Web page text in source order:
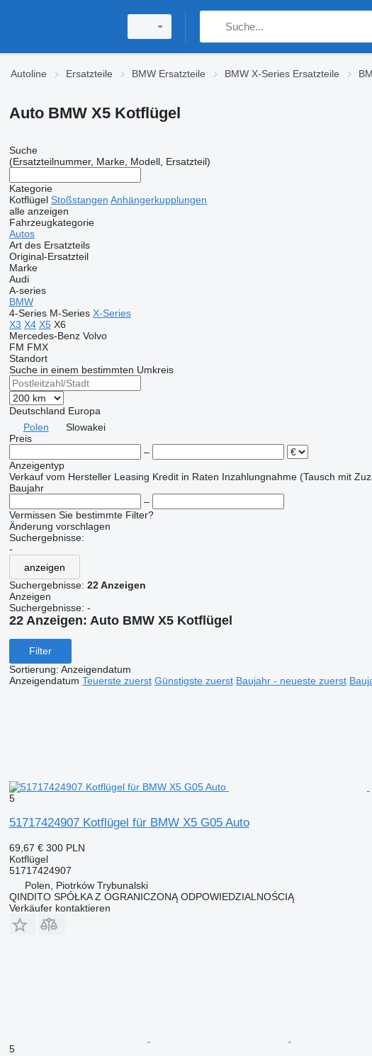
Autoline Ersatzteile BMW Ersatzteile BMW X-Series Ersatzteile
Auto BMW X5 Kotflügel
Suche
(Ersatzteilnummer, Marke, Modell, Ersatzteil)
Kategorie
Kotflügel Stoßstangen Anhängerkupplungen
alle anzeigen
Fahrzeugkategorie
Autos
Art des Ersatzteils
Original-Ersatzteil
Marke
Audi
A-series
BMW
4-Series M-Series X-Series
X3 X4 X5 X6
Mercedes-Benz Volvo
FM FMX
Standort
Suche in einem bestimmten Umkreis
Deutschland Europa
Polen
Slowakei
Preis
–
Anzeigentyp
Verkauf vom Hersteller Leasing Kredit in Raten Inzahlungnahme (Tausch mit
Baujahr
–
Vermissen Sie bestimmte Filter?
Änderung vorschlagen
Suchergebnisse:
-
anzeigen
Suchergebnisse: 22 Anzeigen
Anzeigen
Suchergebnisse: -
22 Anzeigen: Auto BMW X5 Kotflügel
Filter
Sortierung: Anzeigendatum
Anzeigendatum Teuerste zuerst Günstigste zuerst Baujahr - neueste zuerst
5
51717424907 Kotflügel für BMW X5 G05 Auto
69,67 € 300 PLN
Kotflügel
51717424907
Polen, Piotrków Trybunalski
QINDITO SPÓŁKA Z OGRANICZONĄ ODPOWIEDZIALNOŚCIĄ
Verkäufer kontaktieren
5